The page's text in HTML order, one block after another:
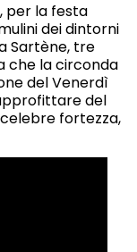
per la festa
dei dintorni
Sartène, tre
che la circonda
del Venerdì
del
fortezza,